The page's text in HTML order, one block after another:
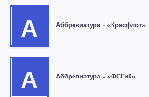
А Аббревиатура – «Красфлот»
А Аббревиатура – «ФСГиК»